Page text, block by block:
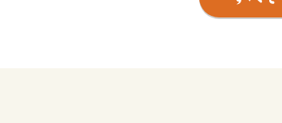
また、国の特別名勝及び天
「奥入瀬渓流」の豊かな